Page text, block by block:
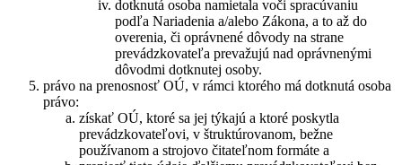
dotknutá osoba namietala voči spracúvaniu
podľa Nariadenia a/alebo Zákona, a to až do
overenia, či oprávnené dôvody na strane
prevádzkovateľa prevažujú nad oprávnenými
dôvodmi dotknutej osoby.
právo na prenosnosť OÚ, v rámci ktorého má dotknutá osoba
právo:
získať OÚ, ktoré sa jej týkajú a ktoré poskytla
prevádzkovateľovi, v štruktúrovanom, bežne
používanom a strojovo čitateľnom formáte a